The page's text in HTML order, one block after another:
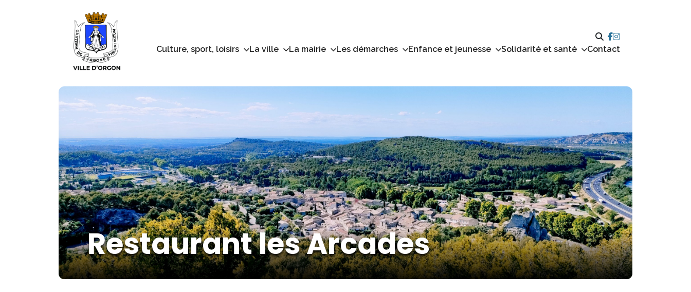
Culture, sport, loisirs La ville La mairie Les démarches Enfance et jeunesse Solidarité et santé Contact
Restaurant les Arcades